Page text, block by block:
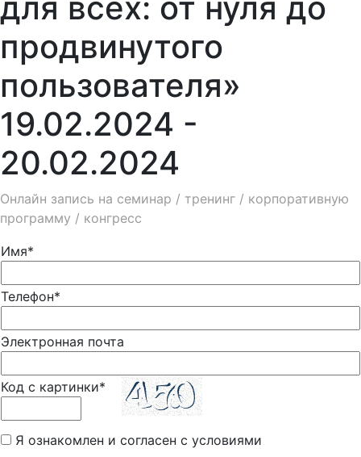
продвинутого
пользователя»
19.02.2024 -
20.02.2024
Онлайн запись на семинар / тренинг / корпоративную
программу / конгресс
Имя*
Телефон*
Электронная почта
Код с картинки*
Я ознакомлен и согласен с условиями